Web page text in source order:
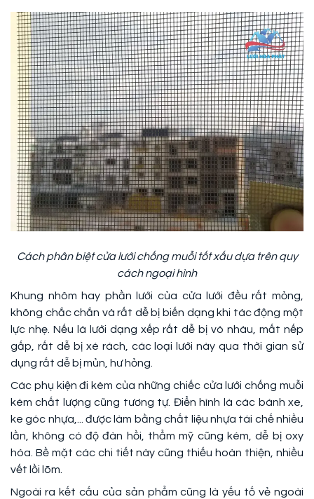
Cách phân biệt cửa lưới chống muỗi tốt xấu dựa trên quy
cách ngoại hình
Khung nhôm hay phần lưới của cửa lưới đều rất mỏng,
không chắc chắn và rất dễ bị biến dạng khi tác động một
lực nhẹ. Nếu là lưới dạng xếp rất dễ bị vò nhàu, mất nếp
gấp, rất dễ bị xé rách, các loại lưới này qua thời gian sử
dụng rất dễ bị mủn, hư hỏng.
Các phụ kiện đi kèm của những chiếc cửa lưới chống muỗi
kém chất lượng cũng tương tự. Điển hình là các bánh xe,
ke góc nhựa,... được làm bằng chất liệu nhựa tái chế nhiều
lần, không có độ đàn hồi, thẩm mỹ cũng kém, dễ bị oxy
hóa. Bề mặt các chi tiết này cũng thiếu hoàn thiện, nhiều
vết lồi lõm.
Ngoài ra kết cấu của sản phẩm cũng là yếu tố vẻ ngoài